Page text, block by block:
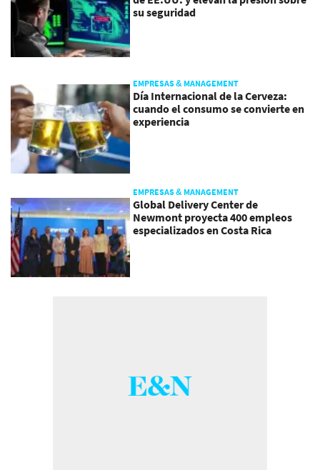
su seguridad
EMPRESAS & MANAGEMENT
Día Internacional de la Cerveza:
cuando el consumo se convierte en
experiencia
EMPRESAS & MANAGEMENT
Global Delivery Center de
Newmont proyecta 400 empleos
especializados en Costa Rica